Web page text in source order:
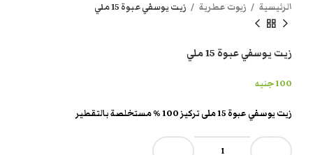
الرئيسية زيوت عطرية زيت يوسفي عبوة 15 ملي
زيت يوسفي عبوة 15 ملي
100جنيه
زيت يوسفي عبوة 15 ملى تركيز 100 % مستخلصة بالتقطير